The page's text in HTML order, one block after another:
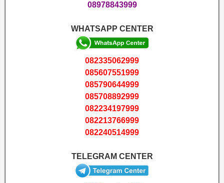
08978843999
WHATSAPP CENTER
082335062999
085607551999
085790644999
085708892999
082234197999
082213766999
082240514999
TELEGRAM CENTER